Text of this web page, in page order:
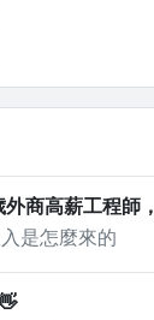
是怎麼來的